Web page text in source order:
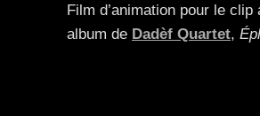
Film d’animation pour le
album de Dadèf Quartet,